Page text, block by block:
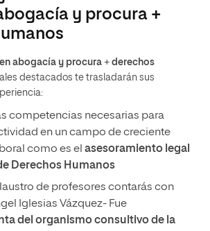
y procura +
abogacía y procura + derechos
destacados te trasladarán sus
competencias necesarias para
en un campo de creciente
como es el asesoramiento legal
Derechos Humanos
de profesores contarás con
Iglesias Vázquez- Fue
del organismo consultivo de la